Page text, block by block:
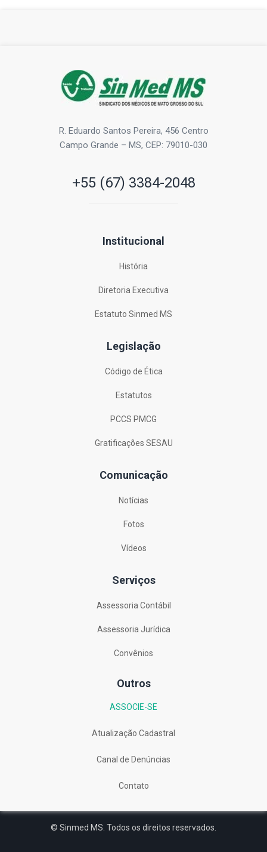
R. Eduardo Santos Pereira, 456 Centro
Campo Grande – MS, CEP: 79010-030
+55 (67) 3384-2048
Institucional
História
Diretoria Executiva
Estatuto Sinmed MS
Legislação
Código de Ética
Estatutos
PCCS PMCG
Gratificações SESAU
Comunicação
Notícias
Fotos
Vídeos
Serviços
Assessoria Contábil
Assessoria Jurídica
Convênios
Outros
ASSOCIE-SE
Atualização Cadastral
Canal de Denúncias
Contato
© Sinmed MS. Todos os direitos reservados.